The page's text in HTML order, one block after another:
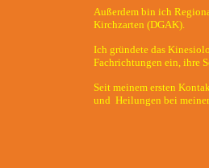
Außerdem bin ich
Kirchzarten (DGAK).
Ich gründete das
Fachrichtungen ein, ihre
Seit meinem ersten
und Heilungen bei